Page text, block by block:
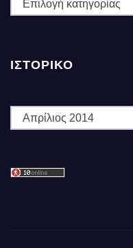
ΙΣΤΟΡΙΚΌ
Ιστορικό